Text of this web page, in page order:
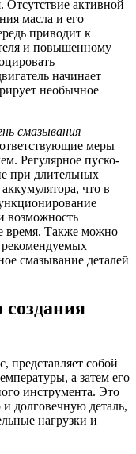
Отсутствие активной
масла и его
приводит к
и повышенному
начинает
необычное
смазывания
меры
Регулярное пуско-
при длительных
что в
возможность
время. Также можно
рекомендуемых
смазывание деталей
создания
представляет собой
а затем его
инструмента. Это
и долговечную деталь,
нагрузки и